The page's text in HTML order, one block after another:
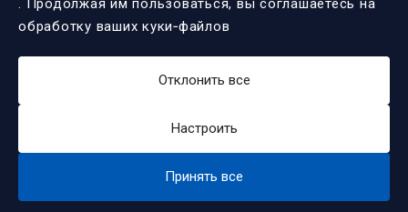
Независимая оценка качества
©2026. Все права защищены.Политика
|Создание сайта - студия Уфа Веб
. Продолжая им пользоваться, вы соглашаетесь на
обработку ваших куки‑файлов
Отклонить все
Настроить
Принять все